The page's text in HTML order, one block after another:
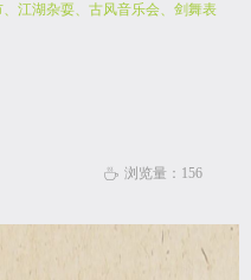
江湖杂耍、古风音乐会、剑舞表
ꄘ 浏览量： 156